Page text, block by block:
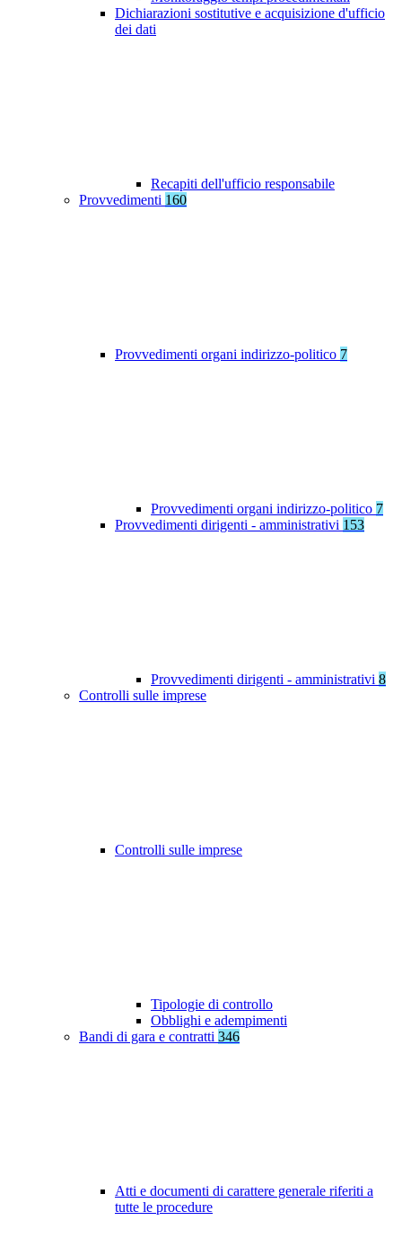
Dichiarazioni sostitutive e acquisizione d'ufficio
dei dati
Recapiti dell'ufficio responsabile
Provvedimenti 160
Provvedimenti organi indirizzo-politico 7
Provvedimenti organi indirizzo-politico 7
Provvedimenti dirigenti - amministrativi 153
Provvedimenti dirigenti - amministrativi 8
Controlli sulle imprese
Controlli sulle imprese
Tipologie di controllo
Obblighi e adempimenti
Bandi di gara e contratti 346
Atti e documenti di carattere generale riferiti a
tutte le procedure